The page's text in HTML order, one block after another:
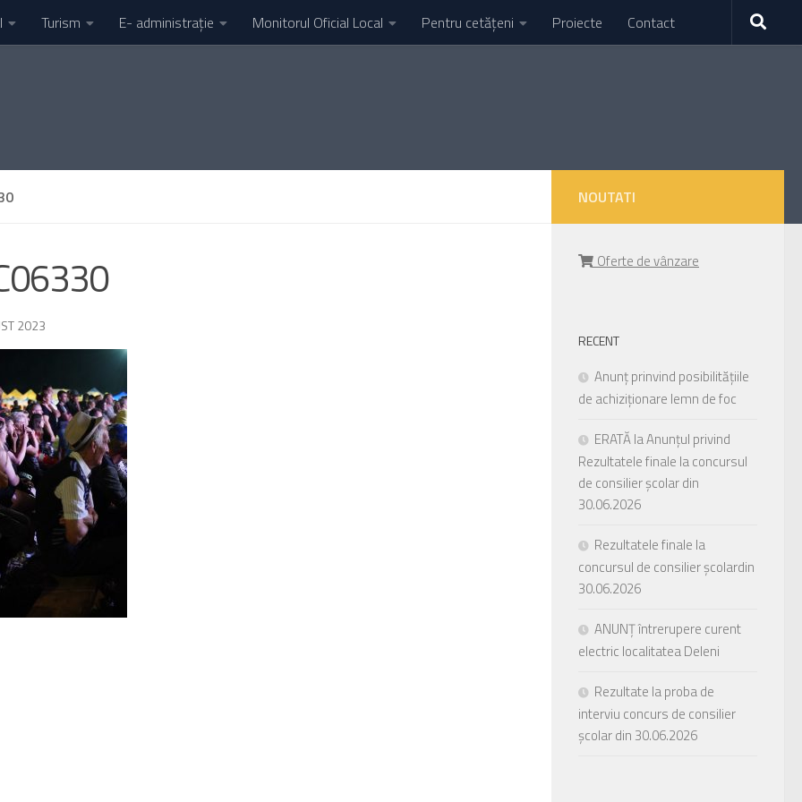
Turism E- administrație Monitorul Oficial Local Pentru cetățeni Proiecte Contact
2023
NOUTATI
Oferte de vânzare
RECENT
Anunț prinvind posibilitățiile
de achiziționare lemn de foc
ERATĂ la Anunțul privind
Rezultatele finale la concursul
de consilier școlar din
30.06.2026
Rezultatele finale la
concursul de consilier școlardin
30.06.2026
ANUNȚ întrerupere curent
electric localitatea Deleni
Rezultate la proba de
interviu concurs de consilier
școlar din 30.06.2026